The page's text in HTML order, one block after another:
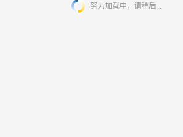
努力加载中，请稍后...